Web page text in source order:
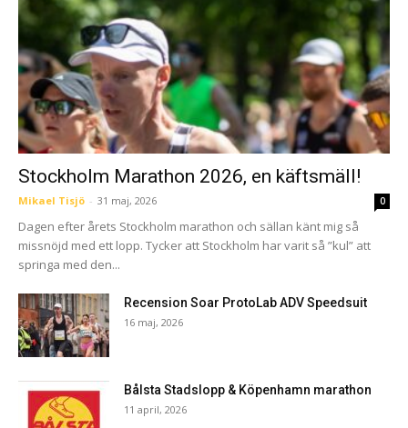
Stockholm Marathon 2026, en käftsmäll!
Mikael Tisjö - 31 maj, 2026 0
Dagen efter årets Stockholm marathon och sällan känt mig så
missnöjd med ett lopp. Tycker att Stockholm har varit så ”kul” att
springa med den...
Recension Soar ProtoLab ADV Speedsuit
16 maj, 2026
Bålsta Stadslopp & Köpenhamn marathon
11 april, 2026